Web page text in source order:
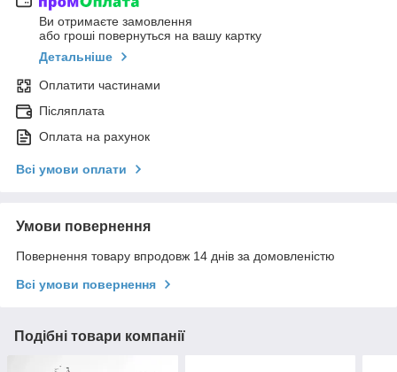
Ви отримаєте замовлення
або гроші повернуться на вашу картку
Детальніше
Оплатити частинами
Післяплата
Оплата на рахунок
Всі умови оплати
Умови повернення
Повернення товару впродовж 14 днів за домовленістю
Всі умови повернення
Подібні товари компанії